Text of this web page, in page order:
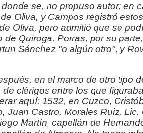
se, no propuso autor; en
Oliva, y Campos registró
Oliva, pero admitió que se
de Quiroga. Porras, por su
Sánchez "o algún otro", y
en el marco de otro tipo
de clérigos entre los que
aquí: 1532, en Cuzco,
Juan Castro, Morales Ruiz,
Martín, capellán de